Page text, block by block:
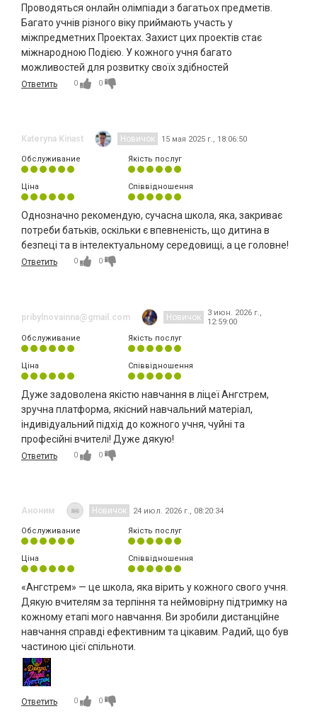
Проводяться онлайн олімпіади з багатьох предметів.
Багато учнів різного віку приймають участь у
міжпредметних Проектах. Захист цих проектів стає
міжнародною Подією. У кожного учня багато
можливостей для розвитку своїх здібностей
Ответить 0 0
Kateryna Kinast Новичок 15 мая 2025 г., 18:06:50
Обслуживание Якість послуг
Ціна Співвідношення
Однозначно рекомендую, сучасна школа, яка, закриває
потреби батьків, оскільки є впевненість, що дитина в
безпеці та в інтелектуальному середовищі, а це головне!
Ответить 0 0
pribylnovainna@gmail.com Новичок
3 июн. 2026 г.,
12:59:00
Обслуживание
Якість послуг
Ціна Співвідношення
Дуже задоволена якістю навчання в ліцеї Ангстрем,
зручна платформа, якісний навчальний матеріал,
індивідуальний підхід до кожного учня, чуйні та
професійні вчителі! Дуже дякую!
Ответить 0 0
Аноним Новичок 24 июл. 2026 г., 08:20:34
Обслуживание Якість послуг
Ціна Співвідношення
«Ангстрем» — це школа, яка вірить у кожного свого учня.
Дякую вчителям за терпіння та неймовірну підтримку на
кожному етапі мого навчання. Ви зробили дистанційне
навчання справді ефективним та цікавим. Радий, що був
частиною цієї спільноти.
Ответить 0 0